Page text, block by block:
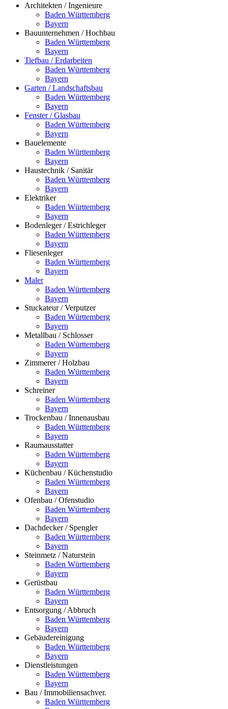
Architekten / Ingenieure
Baden Württemberg
Bayern
Bauunternehmen / Hochbau
Baden Württemberg
Bayern
Tiefbau / Erdarbeiten
Baden Württemberg
Bayern
Garten / Landschaftsbau
Baden Württemberg
Bayern
Fenster / Glasbau
Baden Württemberg
Bayern
Bauelemente
Baden Württemberg
Bayern
Haustechnik / Sanitär
Baden Württemberg
Bayern
Elektriker
Baden Württemberg
Bayern
Bodenleger / Estrichleger
Baden Württemberg
Bayern
Fliesenleger
Baden Württemberg
Bayern
Maler
Baden Württemberg
Bayern
Stuckateur / Verputzer
Baden Württemberg
Bayern
Metallbau / Schlosser
Baden Württemberg
Bayern
Zimmerer / Holzbau
Baden Württemberg
Bayern
Schreiner
Baden Württemberg
Bayern
Trockenbau / Innenausbau
Baden Württemberg
Bayern
Raumausstatter
Baden Württemberg
Bayern
Küchenbau / Küchenstudio
Baden Württemberg
Bayern
Ofenbau / Ofenstudio
Baden Württemberg
Bayern
Dachdecker / Spengler
Baden Württemberg
Bayern
Steinmetz / Naturstein
Baden Württemberg
Bayern
Gerüstbau
Baden Württemberg
Bayern
Entsorgung / Abbruch
Baden Württemberg
Bayern
Gebäudereinigung
Baden Württemberg
Bayern
Dienstleistungen
Baden Württemberg
Bayern
Bau / Immobiliensachver.
Baden Württemberg